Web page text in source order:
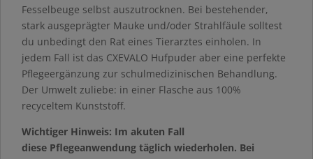
Fesselbeuge selbst auszutrocknen. Bei bestehender,
stark ausgeprägter Mauke und/oder Strahlfäule solltest
du unbedingt den Rat eines Tierarztes einholen. In
jedem Fall ist das CXEVALO Hufpuder aber eine perfekte
Pflegeergänzung zur schulmedizinischen Behandlung.
Der Umwelt zuliebe: in einer Flasche aus 100%
recyceltem Kunststoff.
Wichtiger Hinweis: Im akuten Fall
diese Pflegeanwendung täglich wiederholen. Bei